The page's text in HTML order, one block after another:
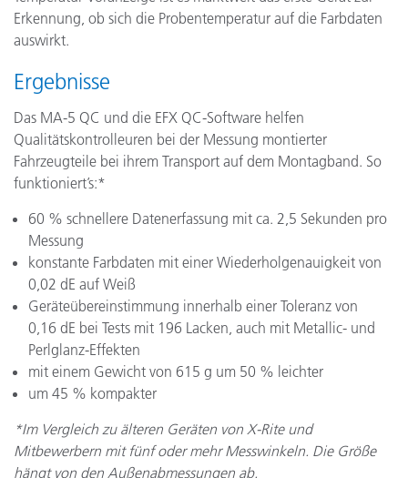
Erkennung, ob sich die Probentemperatur auf die Farbdaten
auswirkt.
Ergebnisse
Das MA-5 QC und die EFX QC-Software helfen
Qualitätskontrolleuren bei der Messung montierter
Fahrzeugteile bei ihrem Transport auf dem Montagband. So
funktioniert’s:*
60 % schnellere Datenerfassung mit ca. 2,5 Sekunden pro
Messung
konstante Farbdaten mit einer Wiederholgenauigkeit von
0,02 dE auf Weiß
Geräteübereinstimmung innerhalb einer Toleranz von
0,16 dE bei Tests mit 196 Lacken, auch mit Metallic- und
Perlglanz-Effekten
mit einem Gewicht von 615 g um 50 % leichter
um 45 % kompakter
*Im Vergleich zu älteren Geräten von X-Rite und
Mitbewerbern mit fünf oder mehr Messwinkeln. Die Größe
hängt von den Außenabmessungen ab.